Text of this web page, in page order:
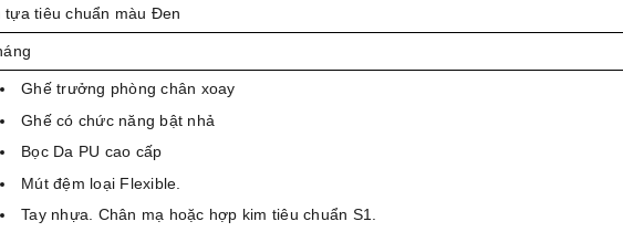
tựa tiêu chuẩn màu Đen
Ghế trưởng phòng chân xoay
Ghế có chức năng bật nhả
Bọc Da PU cao cấp
Mút đệm loại Flexible.
Tay nhựa. Chân mạ hoặc hợp kim tiêu chuẩn S1.